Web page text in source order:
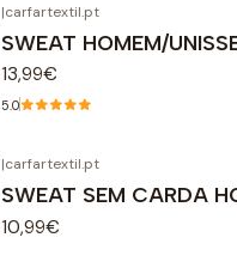
|carfartextil.pt
SWEAT HOMEM/
13,99€
5.0
|carfartextil.pt
SWEAT SEM CARDA
10,99€